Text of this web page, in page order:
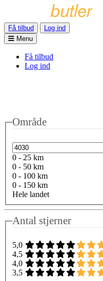
Få tilbud
Log ind
Menu
Få tilbud
Log ind
Område
0 - 25 km
0 - 50 km
0 - 100 km
0 - 150 km
Hele landet
Antal stjerner
5,0
4,5
4,0
3,5